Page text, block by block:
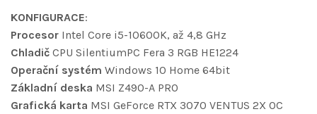
KONFIGURACE:
Procesor Intel Core i5-10600K, až 4,8 GHz
Chladič CPU SilentiumPC Fera 3 RGB HE1224
Operační systém Windows 10 Home 64bit
Základní deska MSI Z490-A PRO
Grafická karta MSI GeForce RTX 3070 VENTUS 2X OC